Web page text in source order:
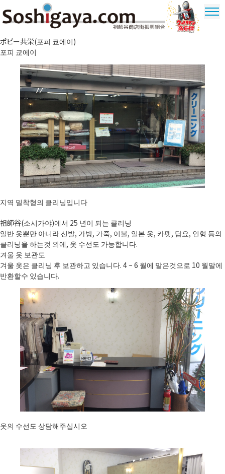
祖師谷 상가
ポピー共栄(포피 쿄에이)
포피 쿄에이
지역 밀착형의 클리닝입니다
祖師谷(소시가야)에서 25 년이 되는 클리닝
일반 옷뿐만 아니라 신발, 가방, 가죽, 이불, 일본 옷, 카펫, 담요, 인형 등의
클리닝을 하는것 외에, 옷 수선도 가능합니다.
겨울 옷 보관도
겨울 옷은 클리닝 후 보관하고 있습니다. 4 ~ 6 월에 맡은것으로 10 월말에
반환할수 있습니다.
옷의 수선도 상담해주십시오